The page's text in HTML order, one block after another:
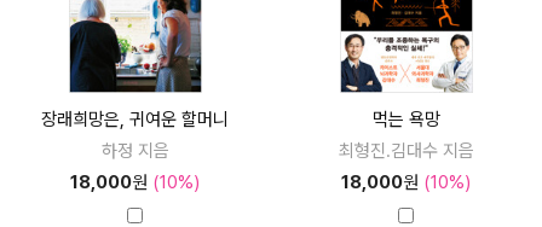
장래희망은, 귀여운 할머니
하정 지음
18,000원 (10%)
먹는 욕망
최형진.김대수 지음
18,000원 (10%)